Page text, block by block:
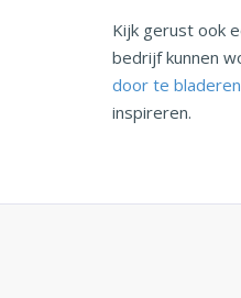
Kijk gerust ook
bedrijf kunnen
door te
inspireren.